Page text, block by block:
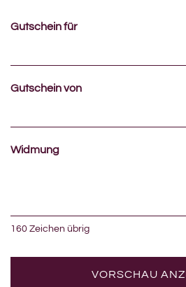
Gutschein für
Gutschein von
Widmung
160 Zeichen übrig
VORSCHAU